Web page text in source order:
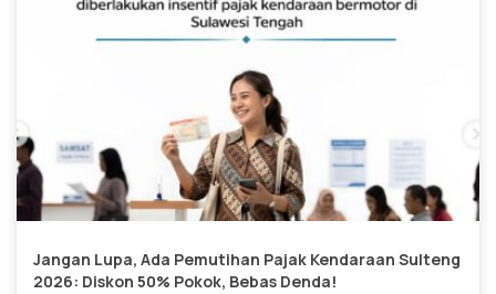
Jangan Lupa, Ada Pemutihan Pajak Kendaraan Sulteng
2026: Diskon 50% Pokok, Bebas Denda!